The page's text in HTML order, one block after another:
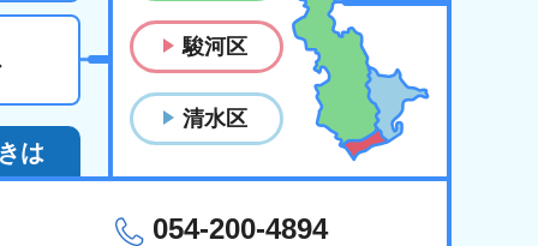
駿河区
清水区
は
054-200-4894